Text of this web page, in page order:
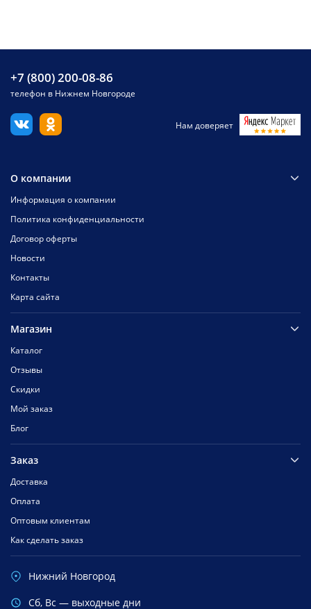
+7 (800) 200-08-86
телефон в Нижнем Новгороде
Нам доверяет
О компании
Информация о компании
Политика конфиденциальности
Договор оферты
Новости
Контакты
Карта сайта
Магазин
Каталог
Отзывы
Скидки
Мой заказ
Блог
Заказ
Доставка
Оплата
Оптовым клиентам
Как сделать заказ
Нижний Новгород
Cб, Вс — выходные дни